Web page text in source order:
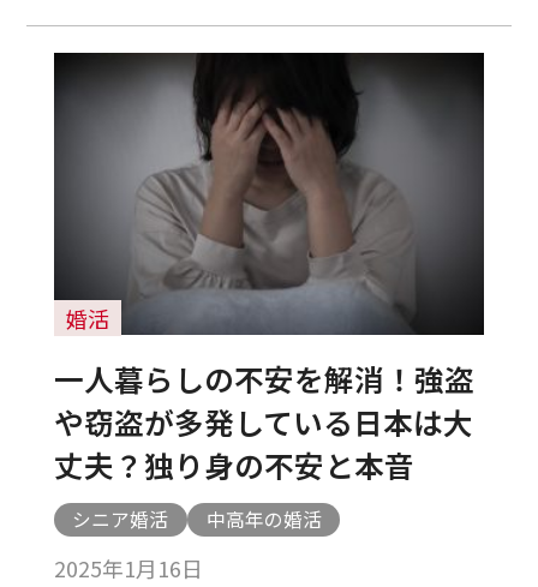
婚活
一人暮らしの不安を解消！強盗
や窃盗が多発している日本は大
丈夫？独り身の不安と本音
シニア婚活 中高年の婚活
2025年1月16日